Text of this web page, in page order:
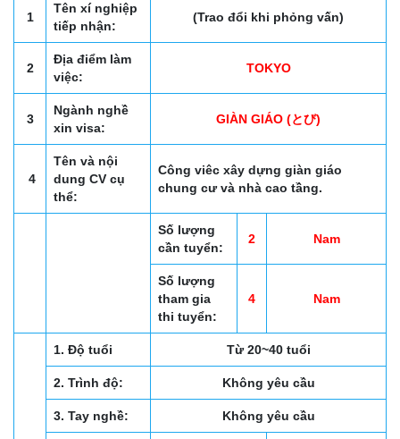
1
Tên xí nghiệp
tiếp nhận:
(Trao đổi khi phỏng vấn)
2
Địa điểm làm
việc:
TOKYO
3
Ngành nghề
xin visa:
GIÀN GIÁO (とび)
4
Tên và nội
dung CV cụ
thể:
Công viêc xây dựng giàn giáo
chung cư và nhà cao tầng.
Số lượng
cần tuyển:
2 Nam
Số lượng
tham gia
thi tuyển:
4 Nam
1. Độ tuổi Từ 20~40 tuổi
2. Trình độ: Không yêu cầu
3. Tay nghề: Không yêu cầu